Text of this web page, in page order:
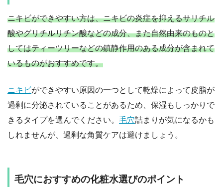
ニキビができやすい方は、ニキビの炎症を抑えるサリチル
酸やグリチルリチン酸などの成分、また自然由来のものと
してはティーツリーなどの鎮静作用のある成分が含まれて
いるものがおすすめです。
ニキビができやすい原因の一つとして乾燥によって皮脂が
過剰に分泌されていることがあるため、保湿もしっかりで
きるタイプを選んでください。 毛穴詰まりが気になるかも
しれませんが、過剰な角質ケアは避けましょう。
毛穴におすすめの化粧水選びのポイント